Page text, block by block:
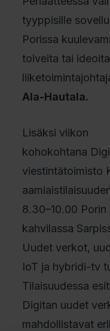
tyyppisille
Porissa
toiveita tai
Ala-Hautala.
Lisäksi viikon
kohokohtana
viestintätoimisto
8.30–10.00 Porin
kahvilassa
Uudet verkot,
IoT ja hybridi-tv
Tilaisuudessa
Digitan uudet
mahdollistavat